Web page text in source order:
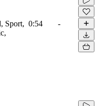
Sport, 0:54 -